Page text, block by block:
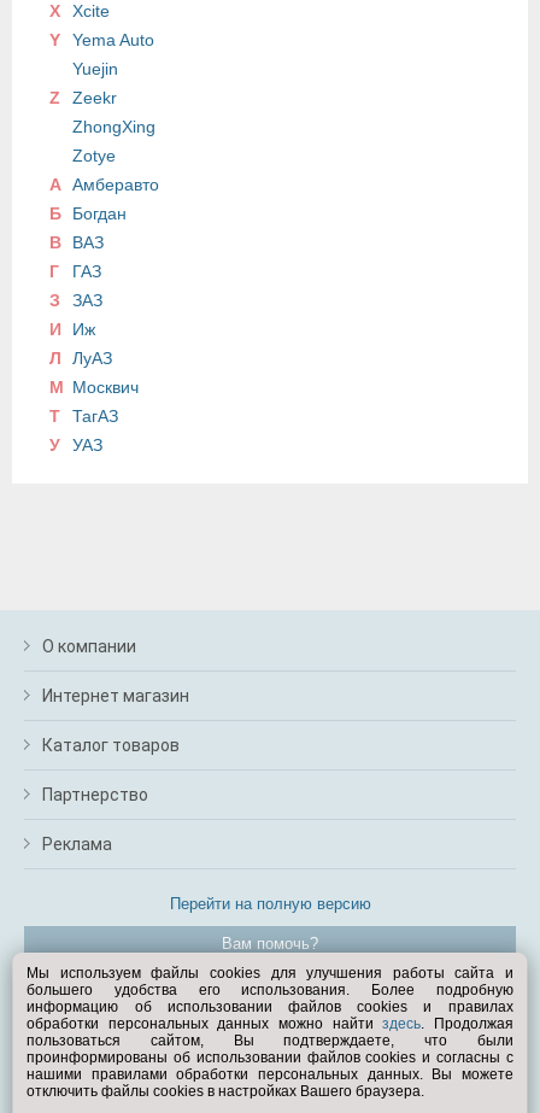
X
Xcite
Y
Yema Auto
Yuejin
Z
Zeekr
ZhongXing
Zotye
А Амберавто
Б
Богдан
В
ВАЗ
Г
ГАЗ
З
ЗАЗ
И
Иж
Л
ЛуАЗ
М Москвич
Т
ТагАЗ
У
УАЗ
О компании
Интернет магазин
Каталог товаров
Партнерство
Реклама
Перейти на полную версию
Вам помочь?
© Exist.ru 1998—2026
Мы используем файлы cookies для улучшения работы сайта и
большего удобства его использования. Более подробную
информацию об использовании файлов cookies и правилах
обработки персональных данных можно найтиздесь. Продолжая
пользоваться сайтом, Вы подтверждаете, что были
проинформированы об использовании файлов cookies и согласны с
нашими правилами обработки персональных данных. Вы можете
отключить файлы cookies в настройках Вашего браузера.